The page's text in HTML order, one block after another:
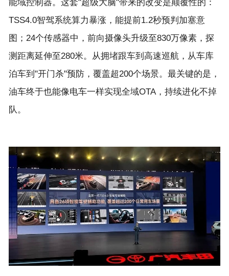
能域控制器。这套"超级大脑"带来的改变是颠覆性的：
TSS4.0智驾系统算力暴涨，能提前1.2秒预判加塞意
图；24个传感器中，前向摄像头升级至830万像素，探
测距离延伸至280米。从拥堵跟车到高速巡航，从车库
泊车到"开门杀"预防，覆盖超200个场景。最关键的是，
油车终于也能像电车一样实现全域OTA，持续进化不掉